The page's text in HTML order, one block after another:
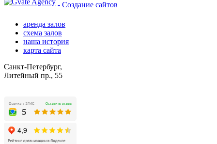
- Создание сайтов
аренда залов
схема залов
наша история
карта сайта
Санкт-Петербург,
Литейный пр., 55